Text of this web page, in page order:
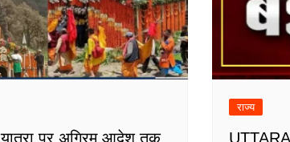
यात्रा पर अग्रिम आदेश तक
राज्य